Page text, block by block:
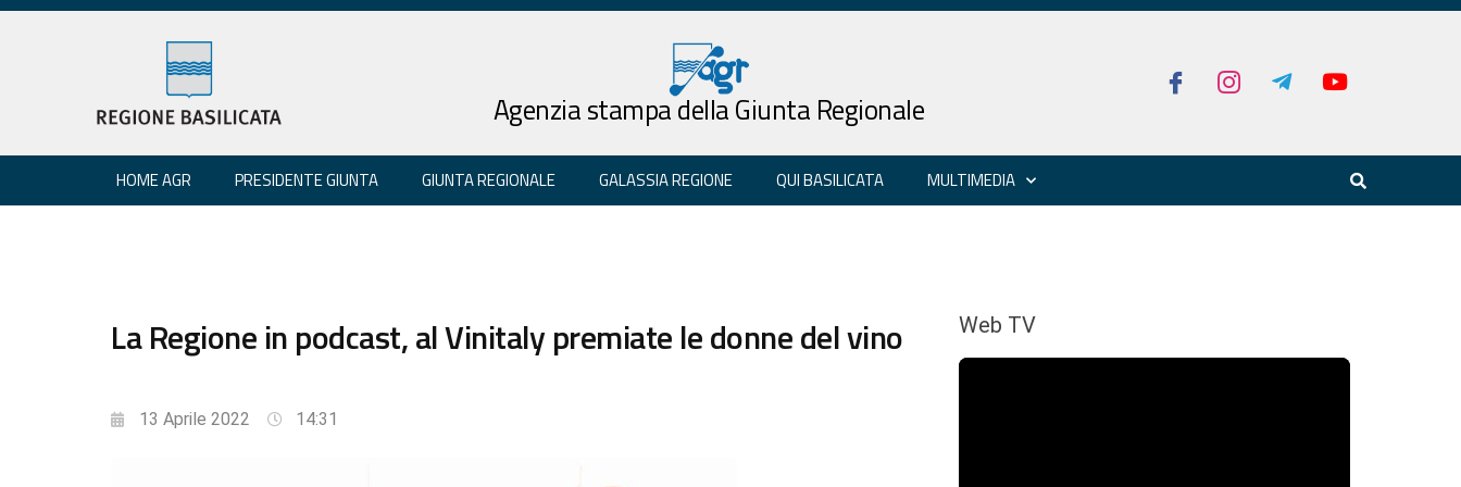
Agenzia stampa della Giunta Regionale
HOME AGR PRESIDENTE GIUNTA GIUNTA REGIONALE GALASSIA REGIONE QUI BASILICATA MULTIMEDIA
La Regione in podcast, al Vinitaly premiate le donne del vino
13 Aprile 2022 14:31
Web TV